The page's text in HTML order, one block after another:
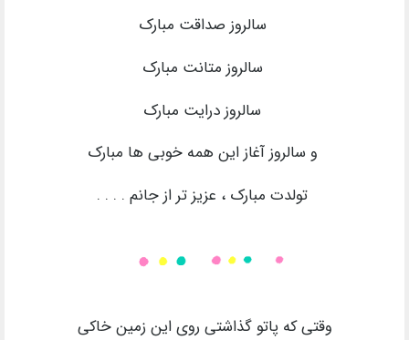
سالروز صداقت مبارک
سالروز متانت مبارک
سالروز درایت مبارک
و سالروز آغاز این همه خوبی ها مبارک
تولدت مبارک ، عزیز تر از جانم . . . .
وقتی که پاتو گذاشتی روی این زمین خاکی